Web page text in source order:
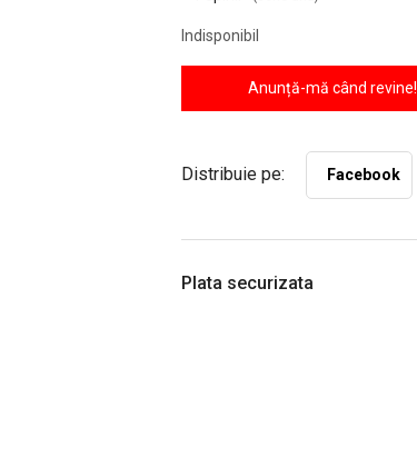
Indisponibil
Anunță-mă când revine!
Distribuie pe: Facebook
Plata securizata